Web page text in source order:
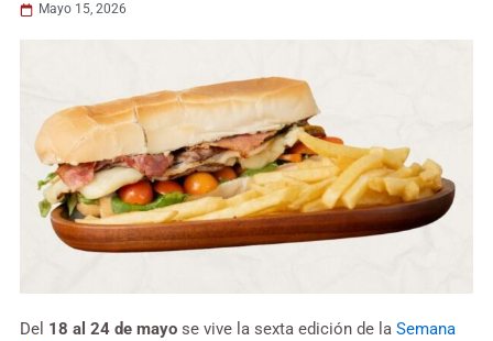
Mayo 15, 2026
Del 18 al 24 de mayo se vive la sexta edición de la Semana